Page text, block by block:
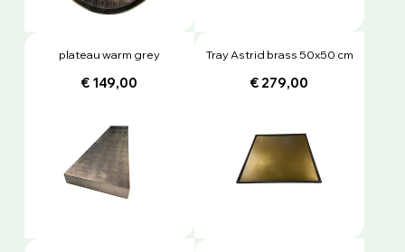
plateau warm grey
€ 149,00
Tray Astrid brass 50x50 cm
€ 279,00